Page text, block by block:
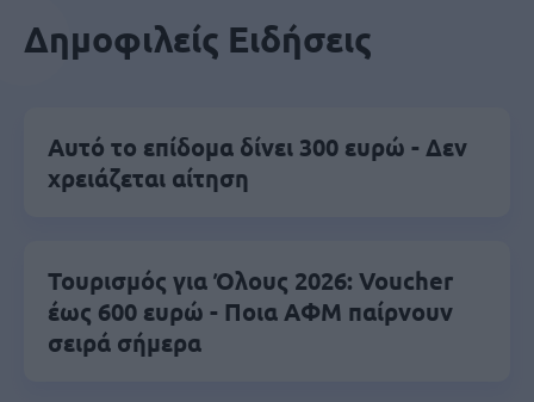
Δημοφιλείς Ειδήσεις
Αυτό το επίδομα δίνει 300 ευρώ - Δεν
χρειάζεται αίτηση
Τουρισμός για Όλους 2026: Voucher
έως 600 ευρώ - Ποια ΑΦΜ παίρνουν
σειρά σήμερα